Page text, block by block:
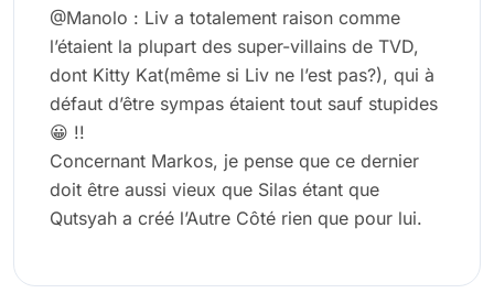
@Manolo : Liv a totalement raison comme
l’étaient la plupart des super-villains de TVD,
dont Kitty Kat(même si Liv ne l’est pas?), qui à
défaut d’être sympas étaient tout sauf stupides
😀 !!
Concernant Markos, je pense que ce dernier
doit être aussi vieux que Silas étant que
Qutsyah a créé l’Autre Côté rien que pour lui.